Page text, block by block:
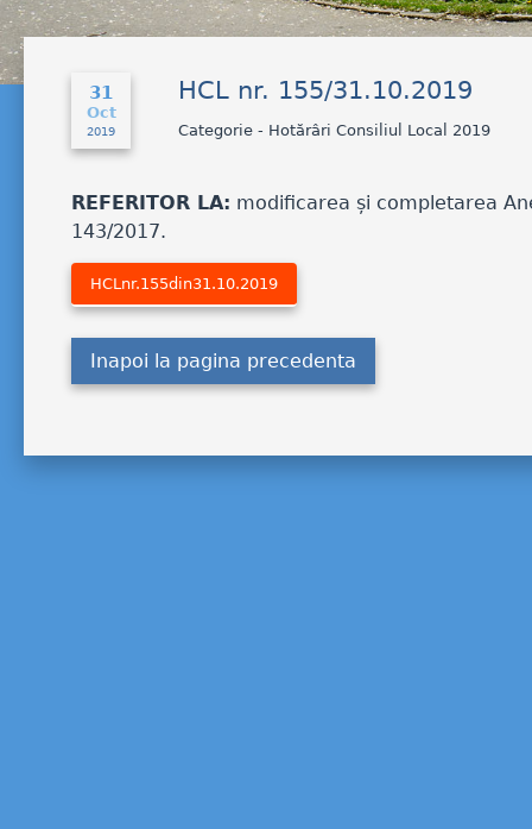
31
Oct
2019
HCL nr. 155/31.10.2019
Categorie - Hotărâri Consiliul Local 2019
REFERITOR LA: modificarea și completarea
143/2017.
HCLnr.155din31.10.2019
Inapoi la pagina precedenta